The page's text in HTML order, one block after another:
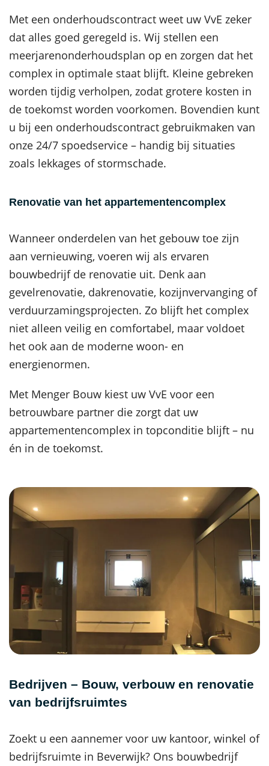
Met een onderhoudscontract weet uw VvE zeker
dat alles goed geregeld is. Wij stellen een
meerjarenonderhoudsplan op en zorgen dat het
complex in optimale staat blijft. Kleine gebreken
worden tijdig verholpen, zodat grotere kosten in
de toekomst worden voorkomen. Bovendien kunt
u bij een onderhoudscontract gebruikmaken van
onze 24/7 spoedservice – handig bij situaties
zoals lekkages of stormschade.
Renovatie van het appartementencomplex
Wanneer onderdelen van het gebouw toe zijn
aan vernieuwing, voeren wij als ervaren
bouwbedrijf de renovatie uit. Denk aan
gevelrenovatie, dakrenovatie, kozijnvervanging of
verduurzamingsprojecten. Zo blijft het complex
niet alleen veilig en comfortabel, maar voldoet
het ook aan de moderne woon- en
energienormen.
Met Menger Bouw kiest uw VvE voor een
betrouwbare partner die zorgt dat uw
appartementencomplex in topconditie blijft – nu
én in de toekomst.
Bedrijven – Bouw, verbouw en renovatie
van bedrijfsruimtes
Zoekt u een aannemer voor uw kantoor, winkel of
bedrijfsruimte in Beverwijk? Ons bouwbedrijf